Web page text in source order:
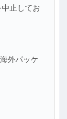
止してお
外パッケ